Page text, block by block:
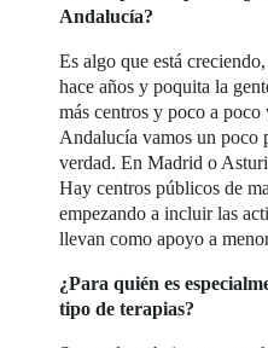
Andalucía?
Es algo que está
hace años y poquita la
más centros y poco a
Andalucía vamos un poco
verdad. En Madrid o
Hay centros públicos de
empezando a incluir las
llevan como apoyo a
¿Para quién es
tipo de terapias?